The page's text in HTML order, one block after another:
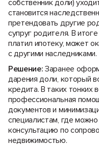
собственник доли)
становится
претендовать другие
супруг родителя. В
платил ипотеку, может
с другими наследниками.
Решение: Заранее
дарения доли, который
кредита. В таких тонких
профессиональная
документов и
специалистам, где
консультацию по
недвижимостью.